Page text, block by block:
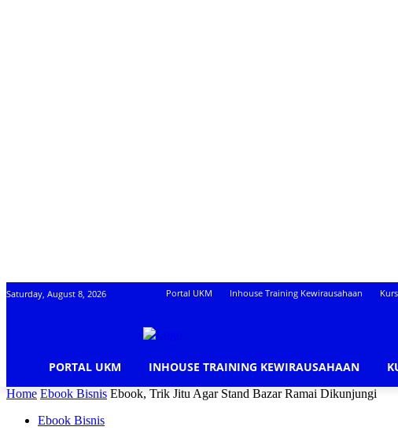
Saturday, August 8, 2026 Portal UKM Inhouse Training Kewirausahaan
PORTAL UKM INHOUSE TRAINING KEWIRAUSAHAAN
Home Ebook Bisnis Ebook, Trik Jitu Agar Stand Bazar Ramai Dikunjungi
Ebook Bisnis